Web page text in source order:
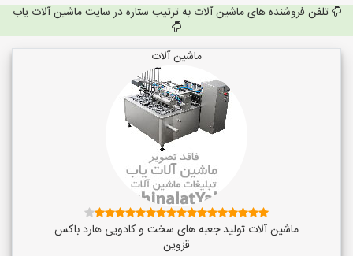
تلفن فروشنده های ماشین آلات به ترتیب ستاره در سایت ماشین آلات یاب
ماشین آلات
ماشین آلات تولید جعبه های سخت و کادویی هارد باکس
قزوین